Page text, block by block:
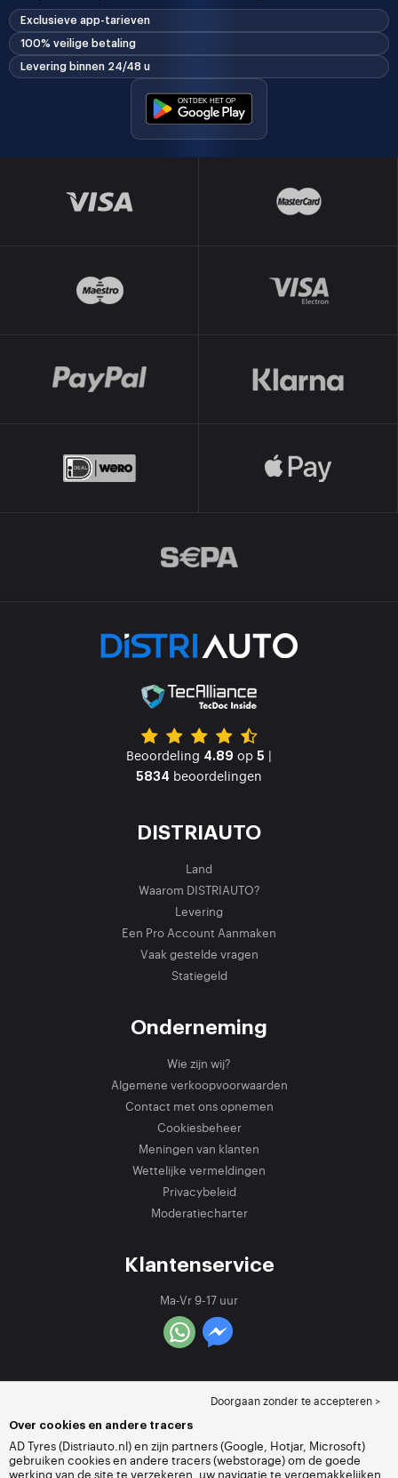
Exclusieve app-tarieven
100% veilige betaling
Levering binnen 24/48 u
Beoordeling 4.89 op 5 |
5834 beoordelingen
DISTRIAUTO
Land
Waarom DISTRIAUTO?
Levering
Een Pro Account Aanmaken
Vaak gestelde vragen
Statiegeld
Onderneming
Wie zijn wij?
Algemene verkoopvoorwaarden
Contact met ons opnemen
Cookiesbeheer
Meningen van klanten
Wettelijke vermeldingen
Privacybeleid
Moderatiecharter
Klantenservice
Ma-Vr 9-17 uur
Doorgaan zonder te accepteren >
Over cookies en andere tracers
AD Tyres (Distriauto.nl) en zijn partners (Google, Hotjar, Microsoft)
gebruiken cookies en andere tracers (webstorage) om de goede
werking van de site te verzekeren, uw navigatie te vergemakkelijken,